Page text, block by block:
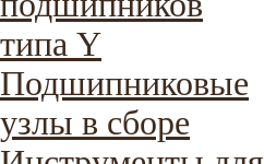
типа Y
Подшипниковые
узлы в сборе